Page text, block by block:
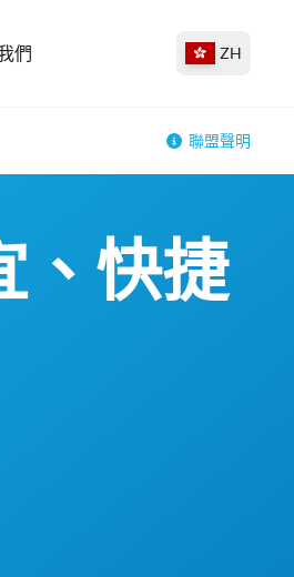
們 ZH
聯盟聲明
、快捷